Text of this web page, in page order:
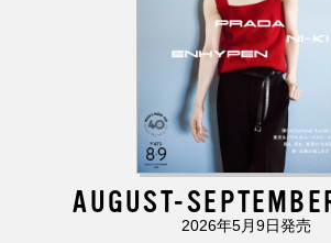
AUGUST-
2026年5月9日発売